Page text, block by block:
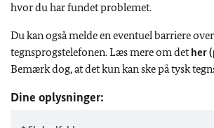
hvor du har fundet problemet.
Du kan også melde en eventuel barriere over
tegnsprogstelefonen. Læs mere om dether
Bemærk dog, at det kun kan ske på tysk
Dine oplysninger: